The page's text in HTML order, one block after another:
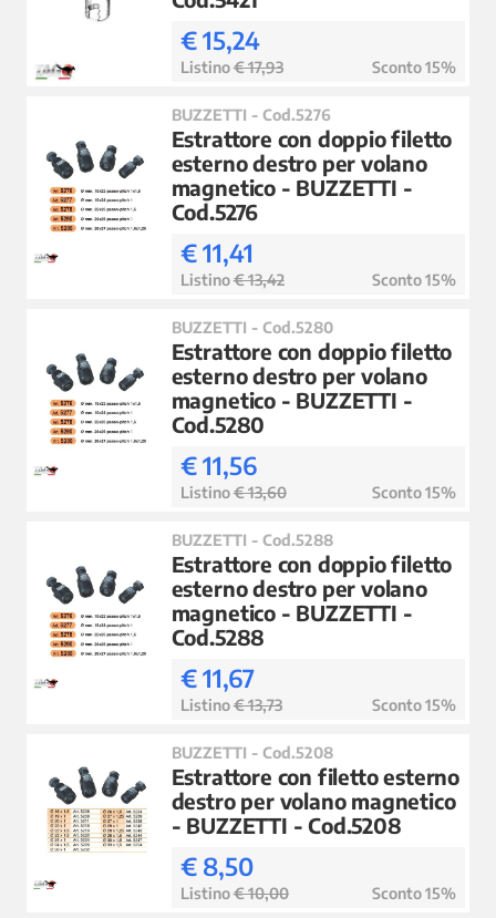
€ 15,24
Listino€ 17,93 Sconto 15%
BUZZETTI - Cod.5276
Estrattore con doppio filetto
esterno destro per volano
magnetico - BUZZETTI -
Cod.5276
€ 11,41
Listino€ 13,42 Sconto 15%
BUZZETTI - Cod.5280
Estrattore con doppio filetto
esterno destro per volano
magnetico - BUZZETTI -
Cod.5280
€ 11,56
Listino€ 13,60 Sconto 15%
BUZZETTI - Cod.5288
Estrattore con doppio filetto
esterno destro per volano
magnetico - BUZZETTI -
Cod.5288
€ 11,67
Listino€ 13,73 Sconto 15%
BUZZETTI - Cod.5208
Estrattore con filetto esterno
destro per volano magnetico
- BUZZETTI - Cod.5208
€ 8,50
Listino€ 10,00 Sconto 15%